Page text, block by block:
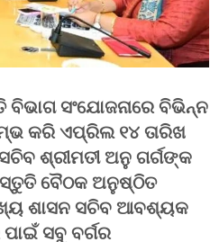
ସଂଯୋଜନାରେ ବିଭିନ୍ନ
କରି ଏପ୍ରିଲ ୧୪ ତାରିଖ
ଶ୍ରୀମତୀ ଅନୁ ଗର୍ଗଙ୍କ
ବୈଠକ ଅନୁଷ୍ଠିତ
ଶାସନ ସଚିବ ଆବଶ୍ୟକ
ସବୁ ବର୍ଗର